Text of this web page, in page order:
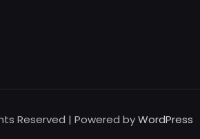
Reserved | Powered byWordPress